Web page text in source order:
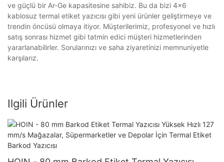
ve güçlü bir Ar-Ge kapasitesine sahibiz. Bu da bizi 4x6
kablosuz termal etiket yazıcısı gibi yeni ürünler geliştirmeye ve
trendin öncüsü olmaya itiyor. Müşterilerimiz, profesyonel ve hızlı
satış sonrası hizmet gibi tatmin edici müşteri hizmetlerinden
yararlanabilirler. Sorularınızı ve saha ziyaretinizi memnuniyetle
karşılarız.
Ilgili Ürünler